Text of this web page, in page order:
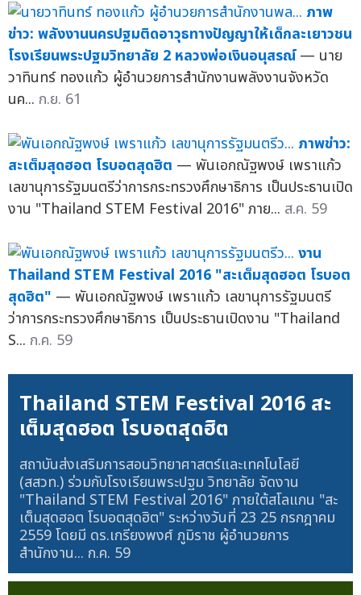
ภาพ
ข่าว: พลังงานนครปฐมติดอาวุธทางปัญญาให้เด็กละเยาวชน
โรงเรียนพระปฐมวิทยาลัย 2 หลวงพ่อเงินอนุสรณ์ — นาย
วาทินทร์ ทองแก้ว ผู้อำนวยการสำนักงานพลังงานจังหวัด
นค... ก.ย. 61
ภาพข่าว:
สะเต็มสุดฮอต โรบอตสุดฮิต — พันเอกณัฐพงษ์ เพราแก้ว
เลขานุการรัฐมนตรีว่าการกระทรวงศึกษาธิการ เป็นประธานเปิด
งาน "Thailand STEM Festival 2016" ภาย... ส.ค. 59
งาน
Thailand STEM Festival 2016 "สะเต็มสุดฮอต โรบอต
สุดฮิต" — พันเอกณัฐพงษ์ เพราแก้ว เลขานุการรัฐมนตรี
ว่าการกระทรวงศึกษาธิการ เป็นประธานเปิดงาน "Thailand
S... ก.ค. 59
Thailand STEM Festival 2016 สะ
เต็มสุดฮอต โรบอตสุดฮิต
สถาบันส่งเสริมการสอนวิทยาศาสตร์และเทคโนโลยี
(สสวท.) ร่วมกับโรงเรียนพระปฐม วิทยาลัย จัดงาน
"Thailand STEM Festival 2016" ภายใต้สโลแกน "สะ
เต็มสุดฮอต โรบอตสุดฮิต" ระหว่างวันที่ 23 25 กรกฎาคม
2559 โดยมี ดร.เกรียงพงศ์ ภูมิราช ผู้อำนวยการ
สำนักงาน... ก.ค. 59